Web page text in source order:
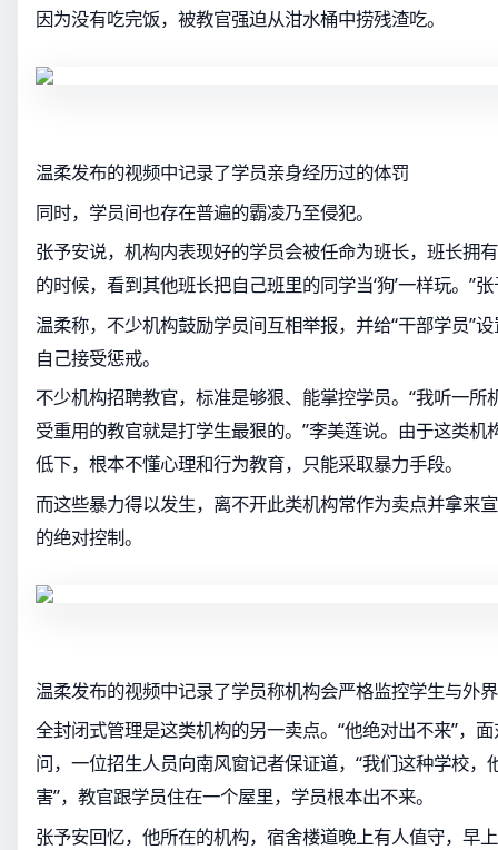
因为没有吃完饭，被教官强迫从泔水桶中捞残渣吃。
温柔发布的视频中记录了学员亲身经历过的体罚
同时，学员间也存在普遍的霸凌乃至侵犯。
张予安说，机构内表现好的学员会被任命为班长，班长拥
的时候，看到其他班长把自己班里的同学当‘狗’一样玩。”
温柔称，不少机构鼓励学员间互相举报，并给“干部学员”
自己接受惩戒。
不少机构招聘教官，标准是够狠、能掌控学员。“我听一所
受重用的教官就是打学生最狠的。”李美莲说。由于这类机
低下，根本不懂心理和行为教育，只能采取暴力手段。
而这些暴力得以发生，离不开此类机构常作为卖点并拿来
的绝对控制。
温柔发布的视频中记录了学员称机构会严格监控学生与外
全封闭式管理是这类机构的另一卖点。“他绝对出不来”，
问，一位招生人员向南风窗记者保证道，“我们这种学校，
害”，教官跟学员住在一个屋里，学员根本出不来。
张予安回忆，他所在的机构，宿舍楼道晚上有人值守，早